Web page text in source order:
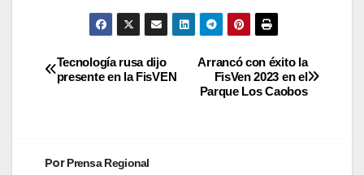
Arrancó con éxito la
FisVen 2023 en el
Parque Los Caobos
Tecnología rusa dijo
presente en la FisVEN
PorPrensa Regional